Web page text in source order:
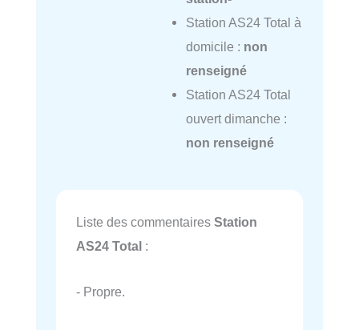
Station AS24 Total à
domicile : non
renseigné
Station AS24 Total
ouvert dimanche :
non renseigné
Liste des commentaires Station
AS24 Total :
- Propre.